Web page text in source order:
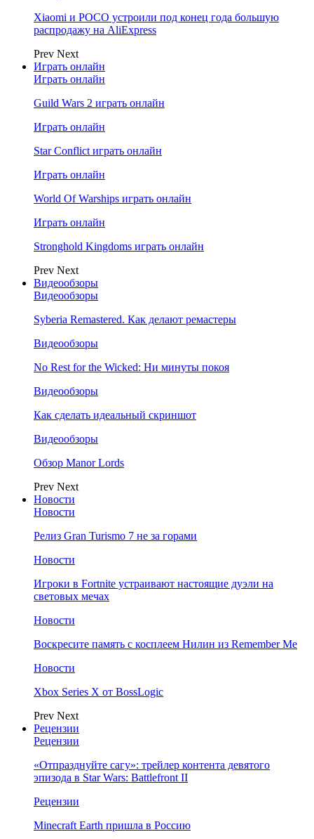
Xiaomi и POCO устроили под конец года большую
распродажу на AliExpress
Prev Next
Играть онлайн
Играть онлайн
Guild Wars 2 играть онлайн
Играть онлайн
Star Conflict играть онлайн
Играть онлайн
World Of Warships играть онлайн
Играть онлайн
Stronghold Kingdoms играть онлайн
Prev Next
Видеообзоры
Видеообзоры
Syberia Remastered. Как делают ремастеры
Видеообзоры
No Rest for the Wicked: Ни минуты покоя
Видеообзоры
Как сделать идеальный скриншот
Видеообзоры
Обзор Manor Lords
Prev Next
Новости
Новости
Релиз Gran Turismo 7 не за горами
Новости
Игроки в Fortnite устраивают настоящие дуэли на
световых мечах
Новости
Воскресите память с косплеем Нилин из Remember Me
Новости
Xbox Series X от BossLogic
Prev Next
Рецензии
Рецензии
«Отпразднуйте сагу»: трейлер контента девятого
эпизода в Star Wars: Battlefront II
Рецензии
Minecraft Earth пришла в Россию